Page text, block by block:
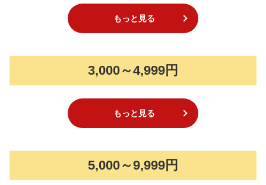
もっと見る
3,000～4,999円
もっと見る
5,000～9,999円